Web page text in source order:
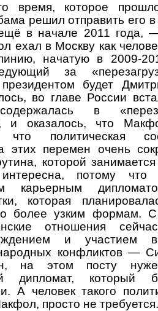
время, которое
решил отправить его
в начале 2011 года,
ехал в Москву как
начатую в 2009-
за
президентом будет
во главе России
в
и оказалось, что
политическая
этих перемен очень
которой
потому что
карьерным
которая
более узким формам. С
отношения
и участием в
конфликтов —
на этом посту
дипломат, который
А человек такого
просто не требуется.